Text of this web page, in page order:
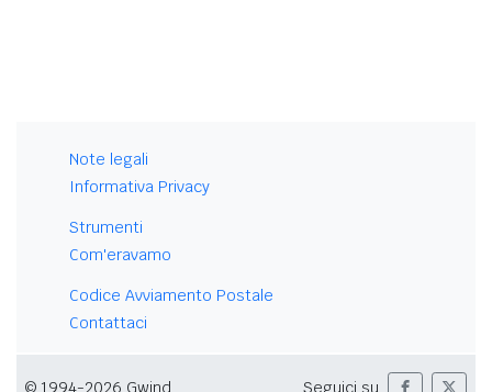
Note legali
Informativa Privacy
Strumenti
Com'eravamo
Codice Avviamento Postale
Contattaci
© 1994-2026 Gwind Seguici su